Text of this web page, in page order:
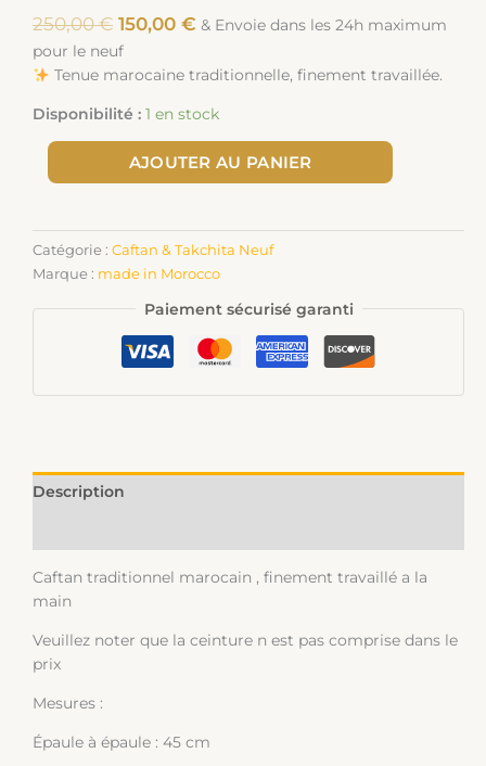
250,00€ 150,00 € & Envoie dans les 24h maximum
pour le neuf
Tenue marocaine traditionnelle, finement travaillée.
Disponibilité : 1 en stock
AJOUTER AU PANIER
Catégorie : Caftan & Takchita Neuf
Marque : made in Morocco
Paiement sécurisé garanti
Description
Caftan traditionnel marocain , finement travaillé a la
main
Veuillez noter que la ceinture n est pas comprise dans le
prix
Mesures :
Épaule à épaule : 45 cm